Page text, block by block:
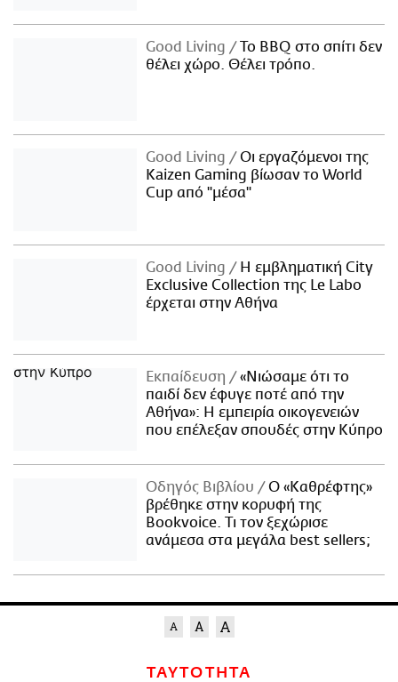
Good Living
Το BBQ στο σπίτι δεν
θέλει χώρο. Θέλει τρόπο.
Good Living
Οι εργαζόμενοι της
Kaizen Gaming βίωσαν το World
Cup από "μέσα"
Good Living
Η εμβληματική City
Exclusive Collection της Le Labo
έρχεται στην Αθήνα
Εκπαίδευση
«Νιώσαμε ότι το
παιδί δεν έφυγε ποτέ από την
Αθήνα»: Η εμπειρία οικογενειών
που επέλεξαν σπουδές στην Κύπρο
Οδηγός Βιβλίου
Ο «Καθρέφτης»
βρέθηκε στην κορυφή της
Bookvoice. Τι τον ξεχώρισε
ανάμεσα στα μεγάλα best sellers;
ΤΑΥΤΟΤΗΤΑ